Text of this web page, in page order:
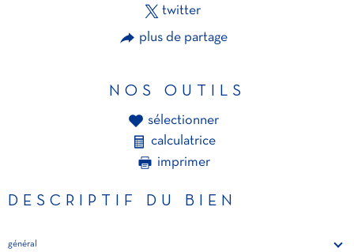
twitter
plus de partage
NOS OUTILS
sélectionner
calculatrice
imprimer
DESCRIPTIF DU BIEN
général